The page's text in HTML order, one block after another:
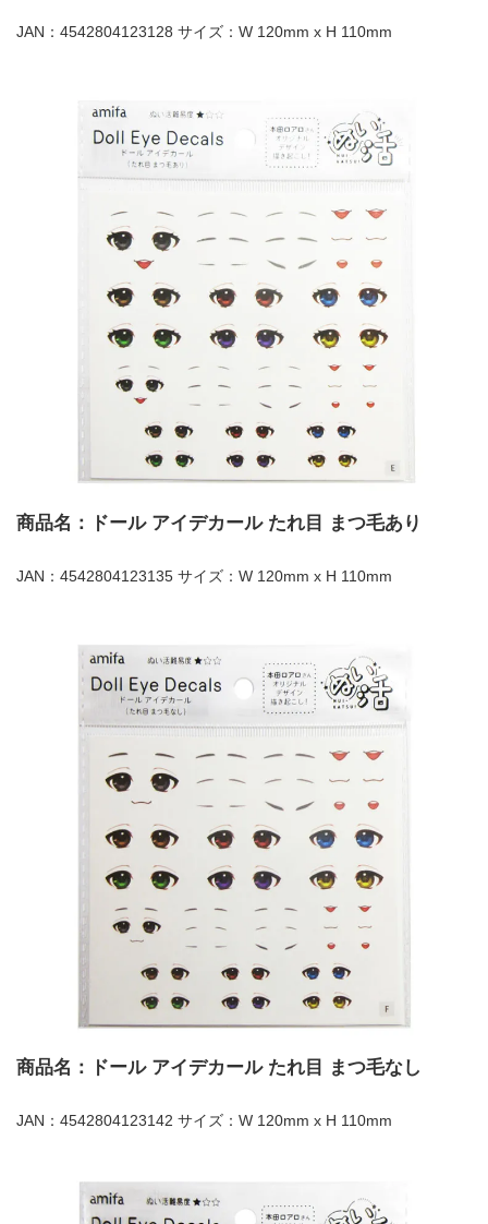
JAN：4542804123128 サイズ：W 120mm x H 110mm
商品名：ドール アイデカール たれ目 まつ毛あり
JAN：4542804123135 サイズ：W 120mm x H 110mm
商品名：ドール アイデカール たれ目 まつ毛なし
JAN：4542804123142 サイズ：W 120mm x H 110mm